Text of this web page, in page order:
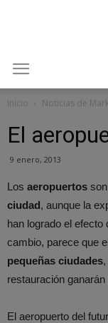
Inicio Noticias de
El
9 enero, 2013
Los aeropuertos
ciudad, aunque la
han logrado el efecto
cambio, parece que
pequeñas ciudades
restauración ganarán
El aeropuerto del